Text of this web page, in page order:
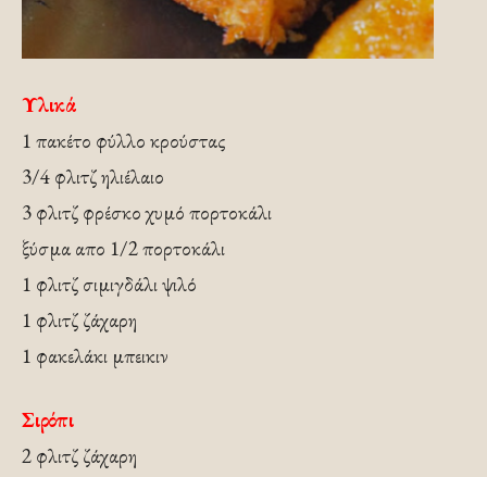
Υλικά
1 πακέτο φύλλο κρούστας
3/4 φλιτζ ηλιέλαιο
3 φλιτζ φρέσκο χυμό πορτοκάλι
ξύσμα απο 1/2 πορτοκάλι
1 φλιτζ σιμιγδάλι ψιλό
1 φλιτζ ζάχαρη
1 φακελάκι μπεικιν
Σιρόπι
2 φλιτζ ζάχαρη